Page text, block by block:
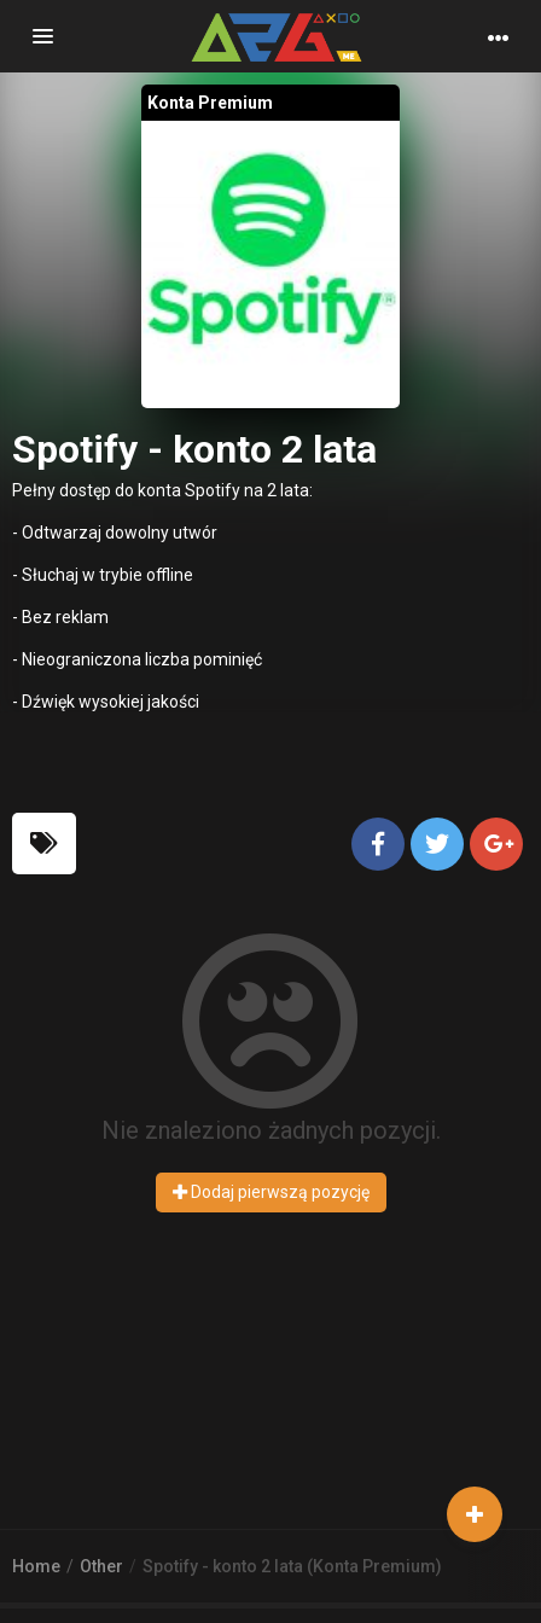
Nawigacja
Konta Premium
Spotify - konto 2 lata
Pełny dostęp do konta Spotify na 2 lata:
- Odtwarzaj dowolny utwór
- Słuchaj w trybie offline
- Bez reklam
- Nieograniczona liczba pominięć
- Dźwięk wysokiej jakości
Nie znaleziono żadnych pozycji.
Dodaj pierwszą pozycję
Home Other Spotify - konto 2 lata (Konta Premium)